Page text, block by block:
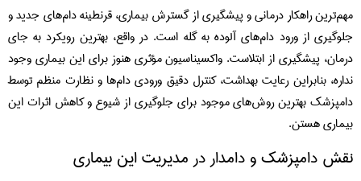
مهم‌ترین راهکار درمانی و پیشگیری از گسترش بیماری، قرنطینه دام‌های جدید و
جلوگیری از ورود دام‌های آلوده به گله است. در واقع، بهترین رویکرد به جای
درمان، پیشگیری از ابتلاست. واکسیناسیون مؤثری هنوز برای این بیماری وجود
نداره، بنابراین رعایت بهداشت، کنترل دقیق ورودی دام‌ها و نظارت منظم توسط
دامپزشک بهترین روش‌های موجود برای جلوگیری از شیوع و کاهش اثرات این
بیماری هستن.
نقش دامپزشک و دامدار در مدیریت این بیماری